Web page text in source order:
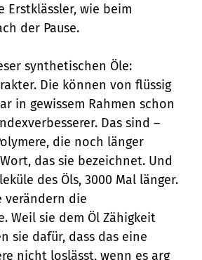
Erstklässler, wie beim
der Pause.
synthetischen Öle:
Die können von flüssig
in gewissem Rahmen schon
Das sind –
die noch länger
das sie bezeichnet. Und
des Öls, 3000 Mal länger.
verändern die
Weil sie dem Öl Zähigkeit
sie dafür, dass das eine
nicht loslässt, wenn es arg